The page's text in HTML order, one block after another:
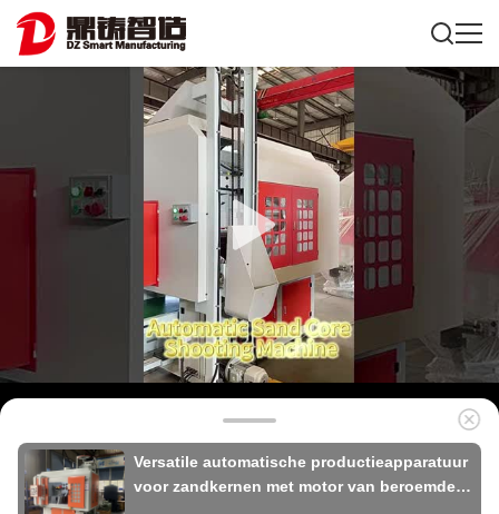
Versatile automatische productieapparatuur
voor zandkernen met motor van beroemde